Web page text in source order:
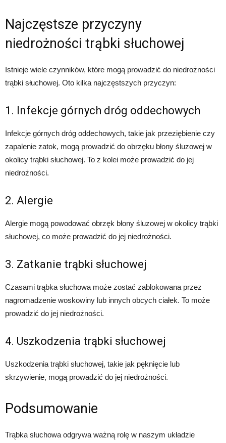
Najczęstsze przyczyny
niedrożności trąbki słuchowej
Istnieje wiele czynników, które mogą prowadzić do niedrożności
trąbki słuchowej. Oto kilka najczęstszych przyczyn:
1. Infekcje górnych dróg oddechowych
Infekcje górnych dróg oddechowych, takie jak przeziębienie czy
zapalenie zatok, mogą prowadzić do obrzęku błony śluzowej w
okolicy trąbki słuchowej. To z kolei może prowadzić do jej
niedrożności.
2. Alergie
Alergie mogą powodować obrzęk błony śluzowej w okolicy trąbki
słuchowej, co może prowadzić do jej niedrożności.
3. Zatkanie trąbki słuchowej
Czasami trąbka słuchowa może zostać zablokowana przez
nagromadzenie woskowiny lub innych obcych ciałek. To może
prowadzić do jej niedrożności.
4. Uszkodzenia trąbki słuchowej
Uszkodzenia trąbki słuchowej, takie jak pęknięcie lub
skrzywienie, mogą prowadzić do jej niedrożności.
Podsumowanie
Trąbka słuchowa odgrywa ważną rolę w naszym układzie